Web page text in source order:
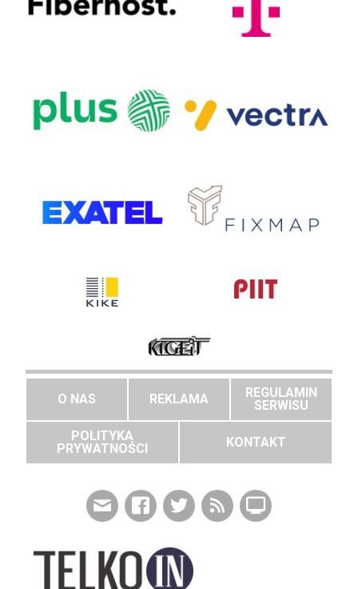
O NAS REKLAMA
REGULAMIN
SERWISU
POLITYKA
PRYWATNOŚCI
KONTAKT